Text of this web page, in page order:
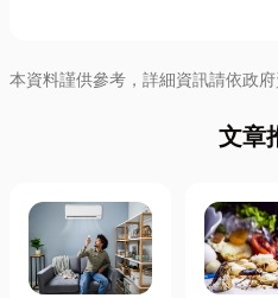
本資料謹供參考，詳細資訊請依政府
文章